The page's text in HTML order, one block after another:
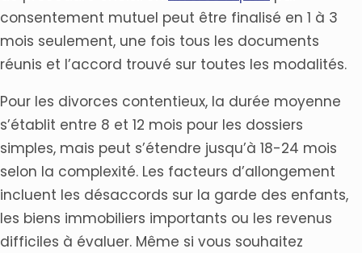
consentement mutuel peut être finalisé en 1 à 3
mois seulement, une fois tous les documents
réunis et l’accord trouvé sur toutes les modalités.
Pour les divorces contentieux, la durée moyenne
s’établit entre 8 et 12 mois pour les dossiers
simples, mais peut s’étendre jusqu’à 18-24 mois
selon la complexité. Les facteurs d’allongement
incluent les désaccords sur la garde des enfants,
les biens immobiliers importants ou les revenus
difficiles à évaluer. Même si vous souhaitez